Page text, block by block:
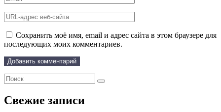
Сохранить моё имя, email и адрес сайта в этом браузере для
последующих моих комментариев.
Свежие записи